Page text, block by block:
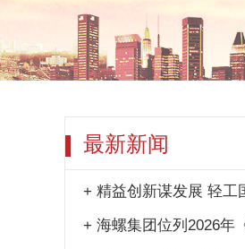
最新新闻
+ 精益创新谋发展 轻工国际跑出提质
+ 海螺集团位列2026年《财富》中国500